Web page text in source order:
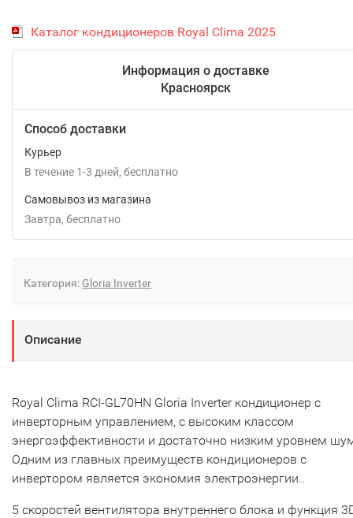
Каталог кондиционеров Royal Clima 2025
Информация о доставке
Красноярск
Способ доставки
Курьер
В течение 1-3 дней Бесплатно
Самовывоз из магазина
Завтра
Бесплатно
Категория: Gloria Inverter
Описание
Royal Clima RCI-GL70HN Gloria Inverter кондиционер с
инверторным управлением, с высоким классом
энергоэффективности и достаточно низким уровнем
Одним из главных преимуществ кондиционеров с
инвертором является экономия электроэнергии..
5 скоростей вентилятора внутреннего блока и функция